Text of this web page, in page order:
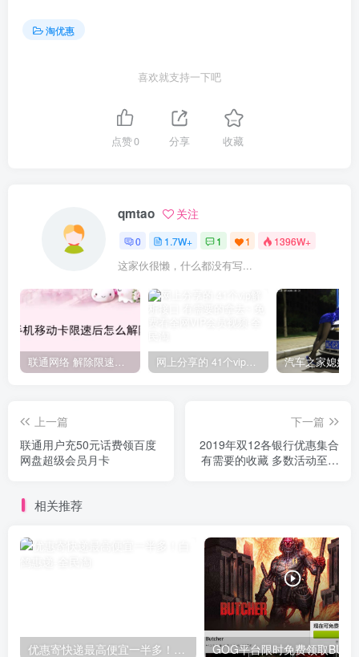
淘优惠
喜欢就支持一下吧
点赞0 分享 收藏
qmtao 关注
0 1.7W+ 1 1 1396W+
这家伙很懒，什么都没有写...
联通网络 解除限速方法参考！畅享、畅玩、老白干等及其它地区自测了 网上分享的 41个vip解析接口 有需要的拿去~ 免费看全网VIP会员视频
上一篇
联通用户充50元话费领百度
网盘超级会员月卡
下一篇
2019年双12各银行优惠集合
有需要的收藏 多数活动至年
相关推荐
优惠寄快递最高便宜一半多！白鸽惠递